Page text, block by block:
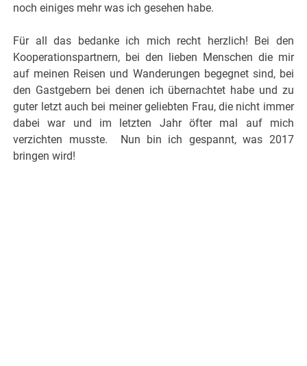
noch einiges mehr was ich gesehen habe.
Für all das bedanke ich mich recht herzlich! Bei den
Kooperationspartnern, bei den lieben Menschen die mir
auf meinen Reisen und Wanderungen begegnet sind, bei
den Gastgebern bei denen ich übernachtet habe und zu
guter letzt auch bei meiner geliebten Frau, die nicht immer
dabei war und im letzten Jahr öfter mal auf mich
verzichten musste. Nun bin ich gespannt, was 2017
bringen wird!